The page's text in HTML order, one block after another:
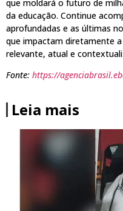
que moldará o futuro de
da educação. Continue
aprofundadas e as últimas
que impactam diretamente
relevante, atual e
Fonte: https://
Leia mais